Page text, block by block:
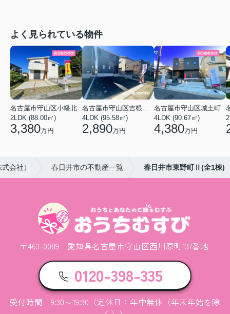
よく見られている物件
名古屋市守山区小幡北
2LDK (88.00㎡)
3,380万円
名古屋市守山区吉根２丁目
4LDK (95.58㎡)
2,890万円
名古屋市守山区城土町
4LDK (90.67㎡)
4,380万円
会社） 春日井市の不動産一覧 春日井市東野町Ⅱ(全1棟)
〒463-0089 愛知県名古屋市守山区西川原町137番地
0120-398-335
受付時間 9:30～19:30（定休日：年中無休（年末年始を除